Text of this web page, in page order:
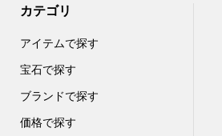
カテゴリ
アイテムで探す
宝石で探す
ブランドで探す
価格で探す